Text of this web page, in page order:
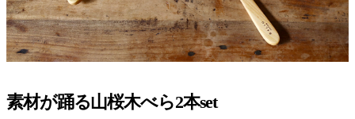
素材が踊る山桜木べら2本set